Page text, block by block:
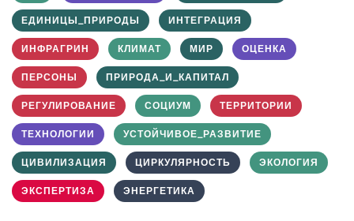
ЕДИНИЦЫ_ПРИРОДЫ ИНТЕГРАЦИЯ
ИНФРАГРИН КЛИМАТ МИР ОЦЕНКА
ПЕРСОНЫ ПРИРОДА_И_КАПИТАЛ
РЕГУЛИРОВАНИЕ СОЦИУМ ТЕРРИТОРИИ
ТЕХНОЛОГИИ УСТОЙЧИВОЕ_РАЗВИТИЕ
ЦИВИЛИЗАЦИЯ ЦИРКУЛЯРНОСТЬ ЭКОЛОГИЯ
ЭКСПЕРТИЗА ЭНЕРГЕТИКА